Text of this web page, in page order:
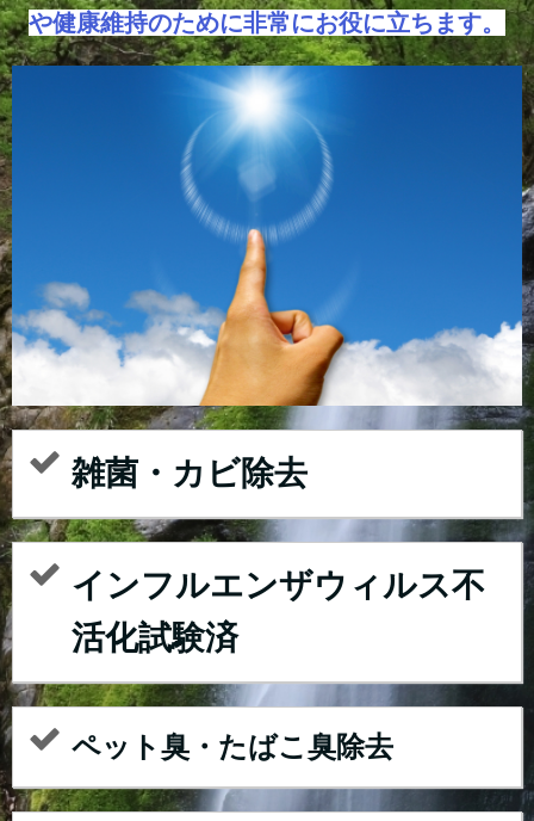
や健康維持のために非常にお役に立ちます。
雑菌・カビ除去
インフルエンザウィルス不
活化試験済
ペット臭・たばこ臭除去